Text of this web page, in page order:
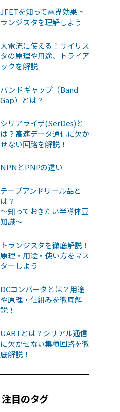
JFETを知って電界効果ト
ランジスタを理解しよう
大電流に使える！サイリス
タの原理や用途、トライア
ックを解説
バンドギャップ（Band
Gap）とは？
シリアライザ(SerDes)と
は？高速データ通信に欠か
せない回路を解説！
NPNとPNPの違い
テープアンドリール品と
は？
〜知っておきたい半導体豆
知識〜
トランジスタを徹底解説！
原理・用途・使い方をマス
ターしよう
DCコンバータとは？用途
や原理・仕組みを徹底解
説！
UARTとは？シリアル通信
に欠かせない集積回路を徹
底解説！
注目のタグ